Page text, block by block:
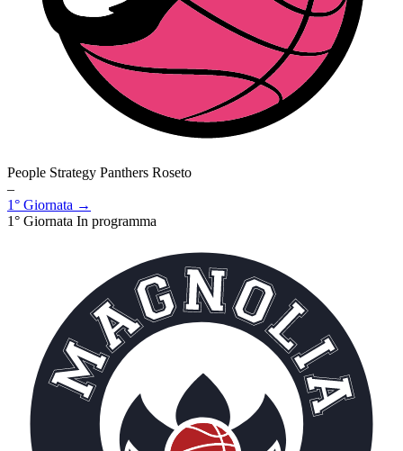
People Strategy Panthers Roseto
–
1° Giornata →
1° Giornata In programma